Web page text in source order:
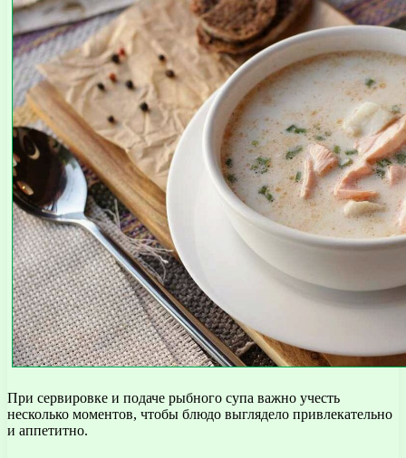
При сервировке и подаче рыбного супа важно учесть
несколько моментов, чтобы блюдо выглядело привлекательно
и аппетитно.